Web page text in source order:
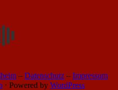
– Datenschutz – Impressum
⋅ Powered by WordPress